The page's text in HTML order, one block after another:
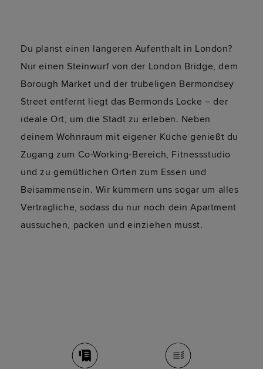
Du planst einen längeren Aufenthalt in London?
Nur einen Steinwurf von der London Bridge, dem
Borough Market und der trubeligen Bermondsey
Street entfernt liegt das Bermonds Locke – der
ideale Ort, um die Stadt zu erleben. Neben
deinem Wohnraum mit eigener Küche genießt du
Zugang zum Co-Working-Bereich, Fitnessstudio
und zu gemütlichen Orten zum Essen und
Beisammensein. Wir kümmern uns sogar um alles
Vertragliche, sodass du nur noch dein Apartment
aussuchen, packen und einziehen musst.